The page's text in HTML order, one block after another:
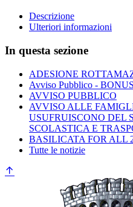
Descrizione
Ulteriori informazioni
In questa sezione
ADESIONE
Avviso Pubblico -
AVVISO PUBBLICO
AVVISO ALLE
USUFRUISCONO DEL
SCOLASTICA E
BASILICATA FOR ALL
Tutte le notizie